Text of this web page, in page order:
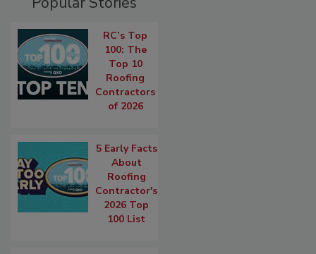
RC’s Top
100: The
Top 10
Roofing
Contractors
of 2026
5 Early Facts
About
Roofing
Contractor's
2026 Top
100 List